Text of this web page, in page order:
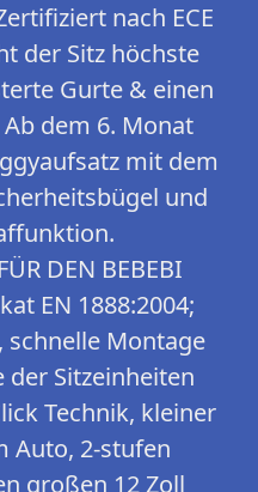
nach ECE
der Sitz höchste
Gurte & einen
dem 6. Monat
mit dem
und
DEN BEBEBI
EN 1888:2004;
Montage
Sitzeinheiten
Technik, kleiner
Auto, 2-stufen
großen 12 Zoll